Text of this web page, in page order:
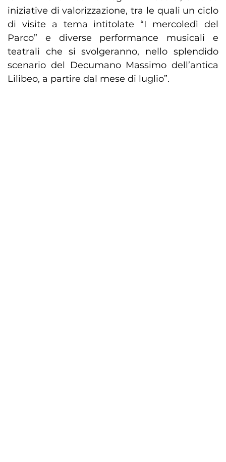
iniziative di valorizzazione, tra le quali un ciclo
di visite a tema intitolate “I mercoledì del
Parco” e diverse performance musicali e
teatrali che si svolgeranno, nello splendido
scenario del Decumano Massimo dell’antica
Lilibeo, a partire dal mese di luglio”.